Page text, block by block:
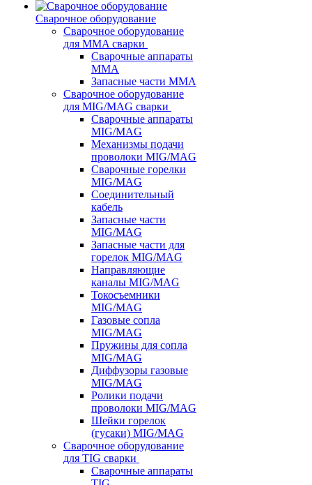
Сварочное оборудование
Сварочное оборудование
для MMA сварки
Сварочные аппараты
MMA
Запасные части MMA
Сварочное оборудование
для MIG/MAG сварки
Сварочные аппараты
MIG/MAG
Механизмы подачи
проволоки MIG/MAG
Сварочные горелки
MIG/MAG
Соединительный
кабель
Запасные части
MIG/MAG
Запасные части для
горелок MIG/MAG
Направляющие
каналы MIG/MAG
Токосъемники
MIG/MAG
Газовые сопла
MIG/MAG
Пружины для сопла
MIG/MAG
Диффузоры газовые
MIG/MAG
Ролики подачи
проволоки MIG/MAG
Шейки горелок
(гусаки) MIG/MAG
Сварочное оборудование
для TIG сварки
Сварочные аппараты